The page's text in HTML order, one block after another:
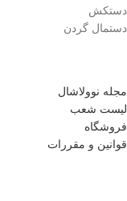
دستکش
دستمال گردن
مجله نوولاشال
لیست شعب
فروشگاه
قوانین و مقررات